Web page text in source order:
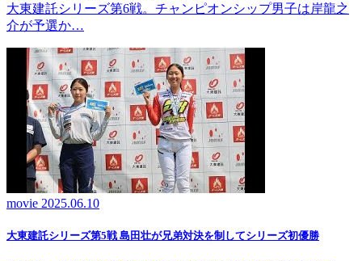
大東建託シリーズ第6戦。チャンピオンシップ男子は岸龍之
介が予選か…
movie 2025.06.10
大東建託シリーズ第5戦 島田壮が兄弟対決を制してシリーズ初優勝